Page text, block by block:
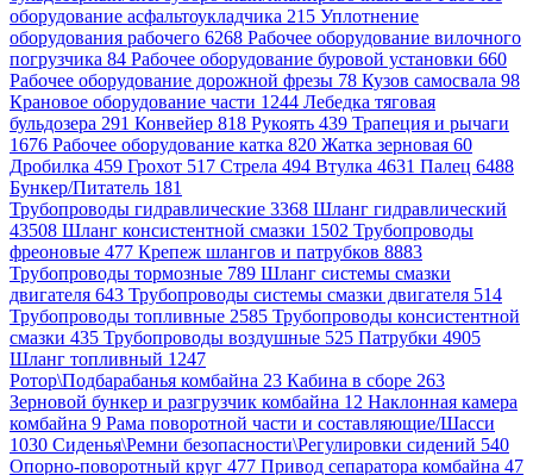
оборудование асфальтоукладчика 215 Уплотнение
оборудования рабочего 6268 Рабочее оборудование вилочного
погрузчика 84 Рабочее оборудование буровой установки 660
Рабочее оборудование дорожной фрезы 78 Кузов самосвала 98
Крановое оборудование части 1244 Лебедка тяговая
бульдозера 291 Конвейер 818 Рукоять 439 Трапеция и рычаги
1676 Рабочее оборудование катка 820 Жатка зерновая 60
Дробилка 459 Грохот 517 Стрела 494 Втулка 4631 Палец 6488
Бункер/Питатель 181
Трубопроводы гидравлические 3368 Шланг гидравлический
43508 Шланг консистентной смазки 1502 Трубопроводы
фреоновые 477 Крепеж шлангов и патрубков 8883
Трубопроводы тормозные 789 Шланг системы смазки
двигателя 643 Трубопроводы системы смазки двигателя 514
Трубопроводы топливные 2585 Трубопроводы консистентной
смазки 435 Трубопроводы воздушные 525 Патрубки 4905
Шланг топливный 1247
Ротор\Подбарабанья комбайна 23 Кабина в сборе 263
Зерновой бункер и разгрузчик комбайна 12 Наклонная камера
комбайна 9 Рама поворотной части и составляющие/Шасси
1030 Сиденья\Ремни безопасности\Регулировки сидений 540
Опорно-поворотный круг 477 Привод сепаратора комбайна 47